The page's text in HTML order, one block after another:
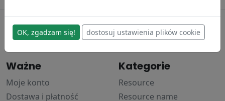
filtroneo.pl
Ważne
Moje konto
Dostawa i płatność
Kategorie
Resource
Resource name
OK, zgadzam się! dostosuj ustawienia plików cookie